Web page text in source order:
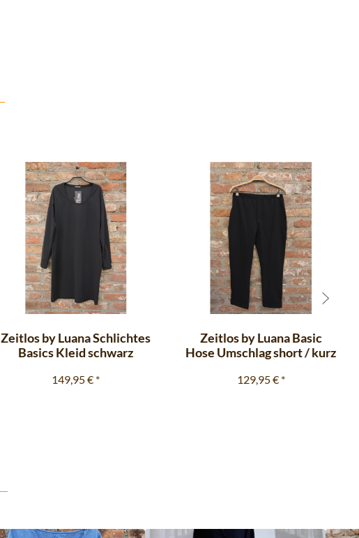
Zeitlos by Luana Schlichtes
Basics Kleid schwarz
149,95 € *
Zeitlos by Luana Basic
Hose Umschlag short / kurz
129,95 € *